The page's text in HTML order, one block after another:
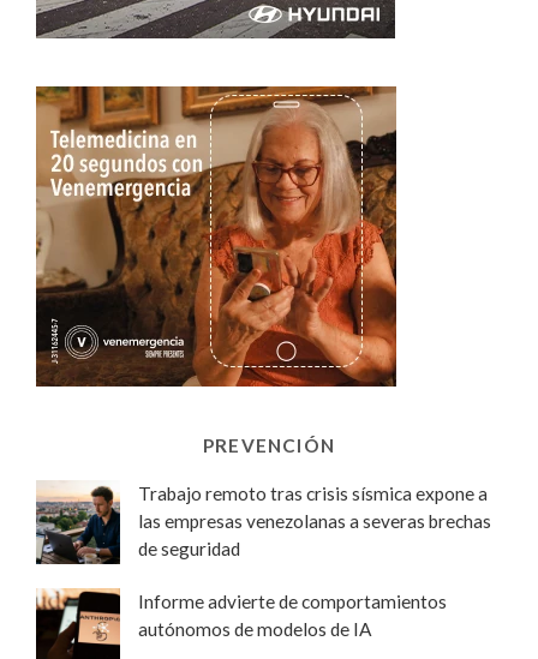
PREVENCIÓN
Trabajo remoto tras crisis sísmica expone a
las empresas venezolanas a severas brechas
de seguridad
Informe advierte de comportamientos
autónomos de modelos de IA